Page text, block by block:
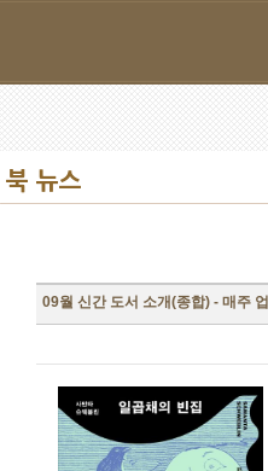
북 뉴스
09월 신간 도서 소개(종합) - 매주